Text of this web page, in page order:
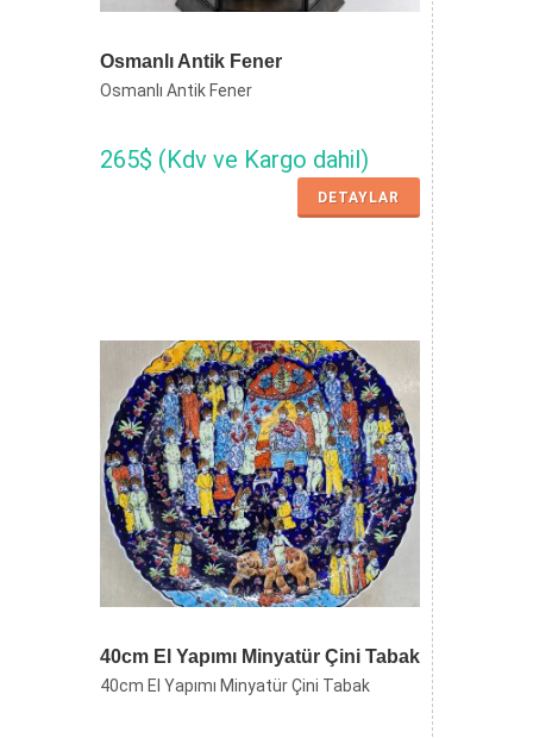
Osmanlı Antik Fener
Osmanlı Antik Fener
265$ (Kdv ve Kargo dahil)
DETAYLAR
40cm El Yapımı Minyatür Çini Tabak
40cm El Yapımı Minyatür Çini Tabak